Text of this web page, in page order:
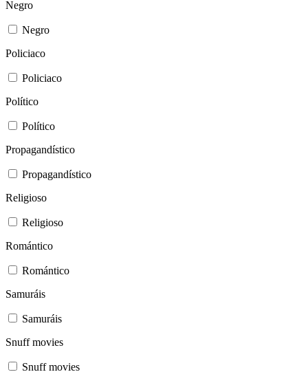
Negro
Negro
Policiaco
Policiaco
Político
Político
Propagandístico
Propagandístico
Religioso
Religioso
Romántico
Romántico
Samuráis
Samuráis
Snuff movies
Snuff movies